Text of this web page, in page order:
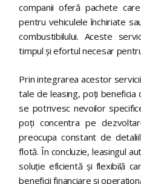
companii oferă pachete
pentru vehiculele închiriate
combustibilului. Aceste
timpul și efortul necesar
Prin integrarea acestor
tale de leasing, poți
se potrivesc nevoilor
poți concentra pe
preocupa constant de
flotă. În concluzie, leasingul
soluție eficientă și flexibilă
beneficii financiare și